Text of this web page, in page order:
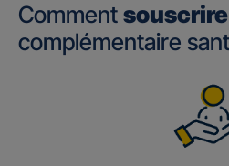
Comment souscrire
complémentaire